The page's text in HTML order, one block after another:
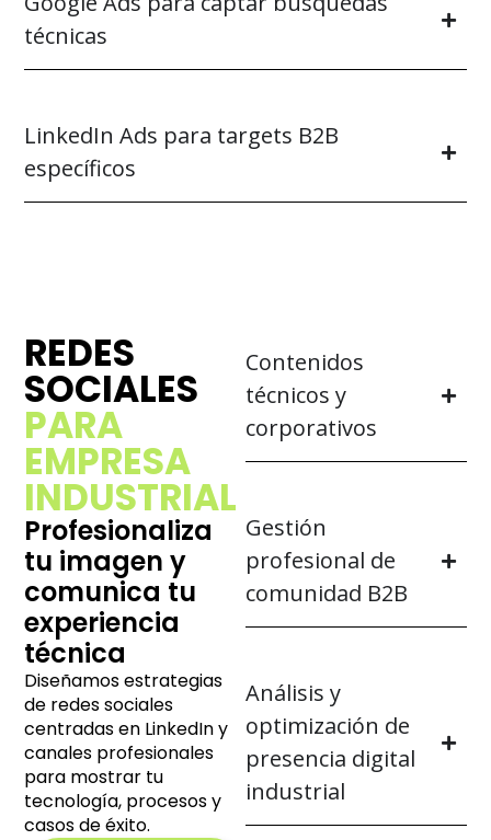
técnicas
LinkedIn Ads para targets B2B
específicos
REDES
SOCIALES
PARA
EMPRESA
INDUSTRIAL
Profesionaliza
tu imagen y
comunica tu
experiencia
técnica
Diseñamos estrategias
de redes sociales
centradas en LinkedIn y
canales profesionales
para mostrar tu
tecnología, procesos y
casos de éxito.
Contenidos
técnicos y
corporativos
Gestión
profesional de
comunidad B2B
Análisis y
optimización de
presencia digital
industrial